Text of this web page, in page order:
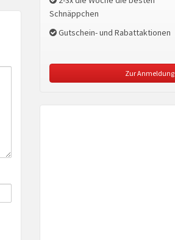
Schnäppchen
Gutschein- und Rabattaktionen
Zur Anmeldung